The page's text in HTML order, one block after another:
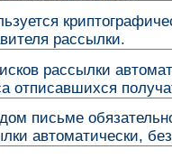
рассылки.
рассылки
отписавшихся
письме
автоматически,